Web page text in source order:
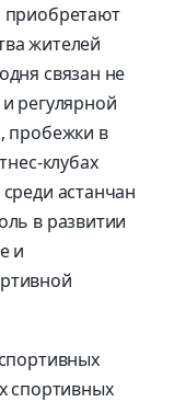
приобретают
жителей
связан не
регулярной
пробежки в
клубах
астанчан
в развитии
и
спортивных